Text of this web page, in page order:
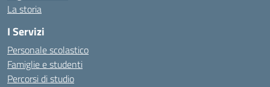
La storia
I Servizi
Personale scolastico
Famiglie e studenti
Percorsi di studio